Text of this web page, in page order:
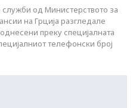
од Министерството за
на Грција разгледале
преку специјалната
телефонски број